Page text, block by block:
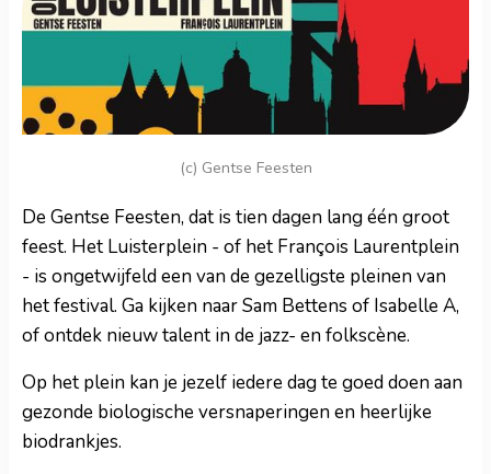
(c) Gentse Feesten
De Gentse Feesten, dat is tien dagen lang één groot
feest. Het Luisterplein - of het François Laurentplein
- is ongetwijfeld een van de gezelligste pleinen van
het festival. Ga kijken naar Sam Bettens of Isabelle A,
of ontdek nieuw talent in de jazz- en folkscène.
Op het plein kan je jezelf iedere dag te goed doen aan
gezonde biologische versnaperingen en heerlijke
biodrankjes.